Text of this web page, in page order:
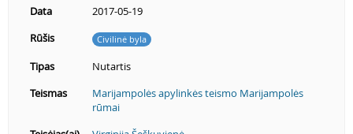
Data
2017-05-19
Rūšis
Civilinė byla
Tipas
Nutartis
Teismas
Marijampolės apylinkės teismo Marijampolės
rūmai